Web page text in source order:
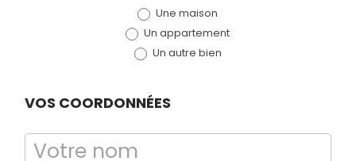
Une maison
Un appartement
Un autre bien
VOS COORDONNÉES